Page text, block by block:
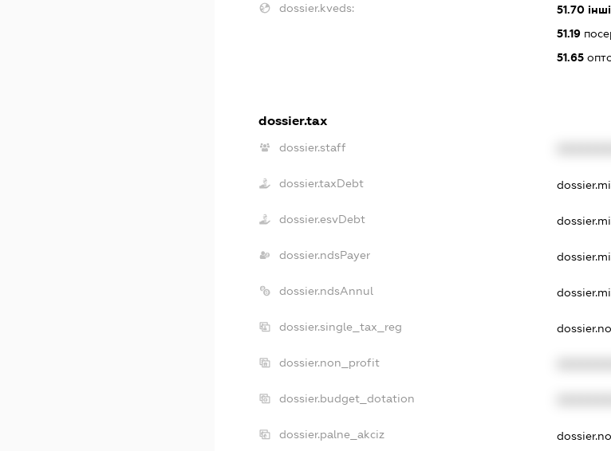
dossier.kveds: 51.70
51.19
51.65
dossier.tax
dossier.staff
dossier.taxDebt
dossier.esvDebt
dossier.ndsPayer
dossier.ndsAnnul
dossier.single_tax_reg
dossier.non_profit
dossier.budget_dotation
dossier.palne_akciz